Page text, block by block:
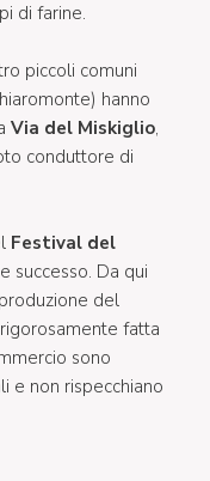
di farine.
piccoli comuni
hanno
Via del Miskiglio,
conduttore di
Festival del
successo. Da qui
del
fatta
sono
e non rispecchiano